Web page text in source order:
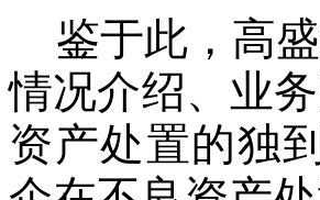
鉴于此，高
情况介绍、业
资产处置的独